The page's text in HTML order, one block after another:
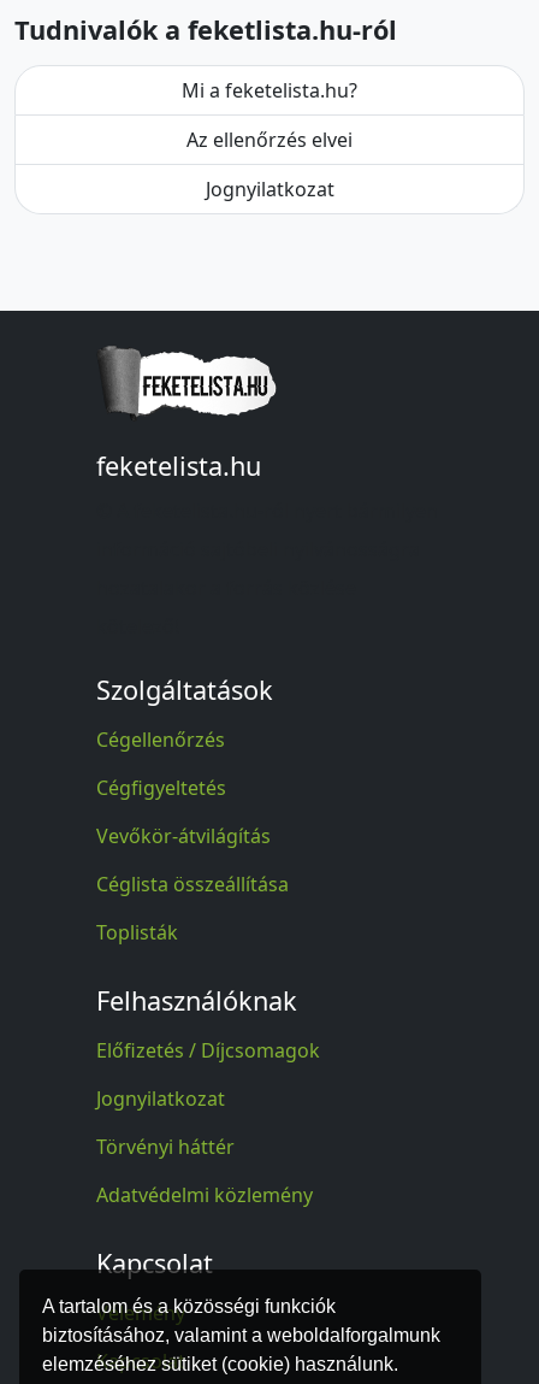
A tartalom és a közösségi funkciók
biztosításához, valamint a weboldalforgalmunk
elemzéséhez sütiket (cookie) használunk.
Tudnivalók a feketlista.hu-ról
Mi a feketelista.hu?
Az ellenőrzés elvei
Jognyilatkozat
feketelista.hu
Szolgáltatások
Cégellenőrzés
Cégfigyeltetés
Vevőkör-átvilágítás
Céglista összeállítása
Toplisták
Felhasználóknak
Előfizetés / Díjcsomagok
Jognyilatkozat
Törvényi háttér
Adatvédelmi közlemény
Kapcsolat
Vélemény
Kapcsolat